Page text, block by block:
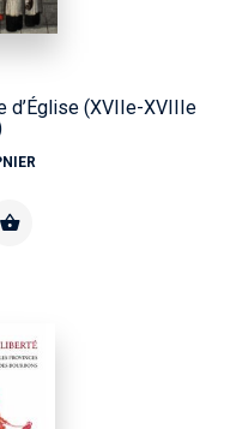
d’Église (XVIIe-XVIIIe